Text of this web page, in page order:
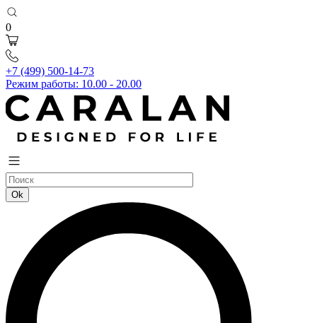
0
+7 (499) 500-14-73
Режим работы: 10.00 - 20.00